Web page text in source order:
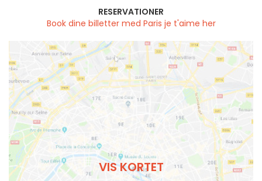
RESERVATIONER
Book dine billetter med Paris je t'aime her
VIS KORTET